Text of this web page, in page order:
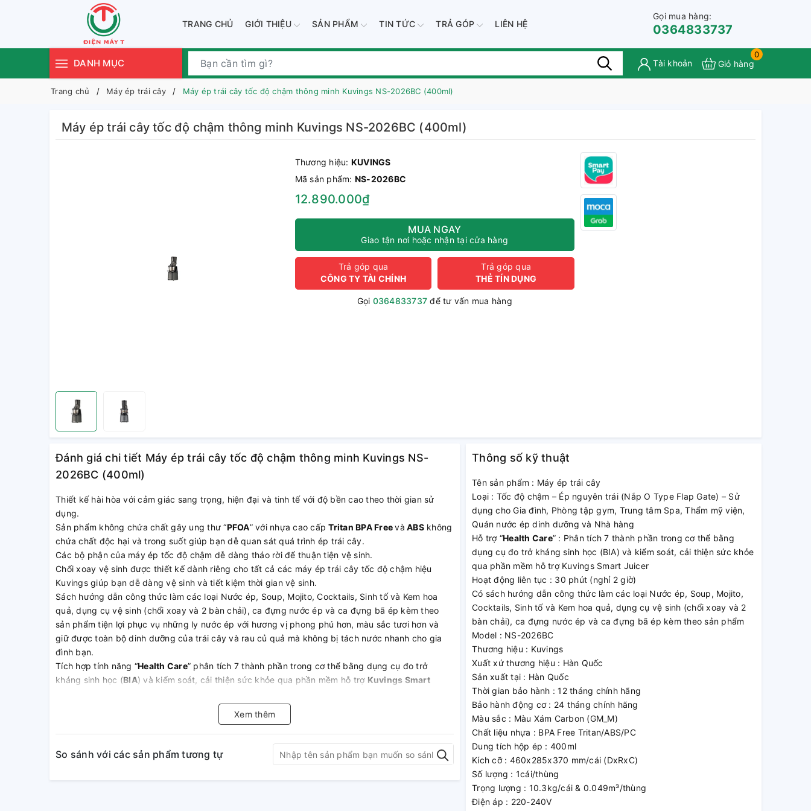
TRANG CHỦ GIỚI THIỆU SẢN PHẨM TIN TỨC TRẢ GÓP LIÊN HỆ
Gọi mua hàng:
0364833737
DANH MỤC Tài khoản
0
Giỏ hàng
Trang chủ Máy ép trái cây Máy ép trái cây tốc độ chậm thông minh Kuvings NS-2026BC (400ml)
Máy ép trái cây tốc độ chậm thông minh Kuvings NS-2026BC (400ml)
Thương hiệu: KUVINGS
Mã sản phẩm: NS-2026BC
12.890.000₫
MUA NGAY
Giao tận nơi hoặc nhận tại cửa hàng
Trả góp qua
CÔNG TY TÀI CHÍNH
Trả góp qua
THẺ TÍN DỤNG
Gọi 0364833737 để tư vấn mua hàng
Đánh giá chi tiết Máy ép trái cây tốc độ chậm thông minh Kuvings NS-
2026BC (400ml)
Thiết kế hài hòa với cảm giác sang trọng, hiện đại và tinh tế với độ bền cao theo thời gian sử
dụng.
Sản phẩm không chứa chất gây ung thư “PFOA” với nhựa cao cấpTritan BPA Freevà ABSkhông
chứa chất độc hại và trong suốt giúp bạn dễ quan sát quá trình ép trái cây.
Các bộ phận của máy ép tốc độ chậm dễ dàng tháo rời để thuận tiện vệ sinh.
Chổi xoay vệ sinh được thiết kế dành riêng cho tất cả các máy ép trái cây tốc độ chậm hiệu
Kuvings giúp bạn dễ dàng vệ sinh và tiết kiệm thời gian vệ sinh.
Sách hướng dẫn công thức làm các loại Nước ép, Soup, Mojito, Cocktails, Sinh tố và Kem hoa
quả, dụng cụ vệ sinh (chổi xoay và 2 bàn chải), ca đựng nước ép và ca đựng bã ép kèm theo
sản phẩm tiện lợi phục vụ những ly nước ép với hương vị phong phú hơn, màu sắc tươi hơn và
giữ được toàn bộ dinh dưỡng của trái cây và rau củ quả mà không bị tách nước nhanh cho gia
đình bạn.
Tích hợp tính năng “Health Care” phân tích 7 thành phần trong cơ thể bằng dụng cụ đo trở
kháng sinh học (BIA) và kiểm soát, cải thiện sức khỏe qua phần mềm hỗ trợ Kuvings Smart
tốt nhất cho quá trình cân bằng cơ thể hay giảm cân.
Bảng điều khiển một nút nhấn đơn giản và dễ dàng sử dụng với chức năng : tắt, mở và đảo
ngược (khi nguyên liệu bị kẹt).
Miệng máy ép nguyên trái lẫy tự động thông minh 2 trong 1 thế hệ mới “O Type Flap Gate
” với 2
miệng ép trong 1 (miệng ép nguyên trái củ quả và miệng ép rau) được cấp bằng sáng chế với
Xem thêm
So sánh với các sản phẩm tương tự
Thông số kỹ thuật
Tên sản phẩm : Máy ép trái cây
Loại : Tốc độ chậm – Ép nguyên trái (Nắp O Type Flap Gate) – Sử
dụng cho Gia đình, Phòng tập gym, Trung tâm Spa, Thẩm mỹ viện,
Quán nước ép dinh dưỡng và Nhà hàng
Hỗ trợ “Health Care” : Phân tích 7 thành phần trong cơ thể bằng
dụng cụ đo trở kháng sinh học (BIA) và kiểm soát, cải thiện sức khỏe
qua phần mềm hỗ trợ Kuvings Smart Juicer
Hoạt động liên tục : 30 phút (nghỉ 2 giờ)
Có sách hướng dẫn công thức làm các loại Nước ép, Soup, Mojito,
Cocktails, Sinh tố và Kem hoa quả, dụng cụ vệ sinh (chổi xoay và 2
bàn chải), ca đựng nước ép và ca đựng bã ép kèm theo sản phẩm
Model : NS-2026BC
Thương hiệu : Kuvings
Xuất xứ thương hiệu : Hàn Quốc
Sản xuất tại : Hàn Quốc
Thời gian bảo hành : 12 tháng chính hãng
Bảo hành động cơ : 24 tháng chính hãng
Màu sắc : Màu Xám Carbon (GM_M)
Chất liệu nhựa : BPA Free Tritan/ABS/PC
Dung tích hộp ép : 400ml
Kích cỡ : 460x285x370 mm/cái (DxRxC)
Số lượng : 1cái/thùng
Trọng lượng : 10.3kg/cái & 0.049m³/thùng
Điện áp : 220-240V